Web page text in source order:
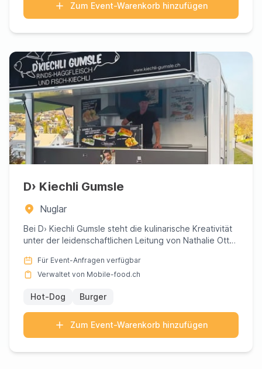
Zum Event-Warenkorb hinzufügen
D› Kiechli Gumsle
Nuglar
Bei D› Kiechli Gumsle steht die kulinarische Kreativität
unter der leidenschaftlichen Leitung von Nathalie Ott
Für Event-Anfragen verfügbar
Verwaltet von Mobile-food.ch
Hot-Dog Burger
Zum Event-Warenkorb hinzufügen